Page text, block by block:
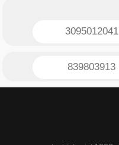
3095012041
839803913